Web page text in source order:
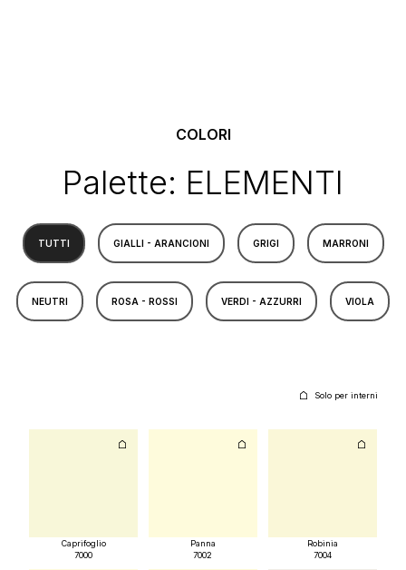
COLORI
Palette: ELEMENTI
TUTTI GIALLI - ARANCIONI GRIGI MARRONI
NEUTRI ROSA - ROSSI VERDI - AZZURRI VIOLA
Solo per interni
Caprifoglio
7000
Panna
7002
Robinia
7004